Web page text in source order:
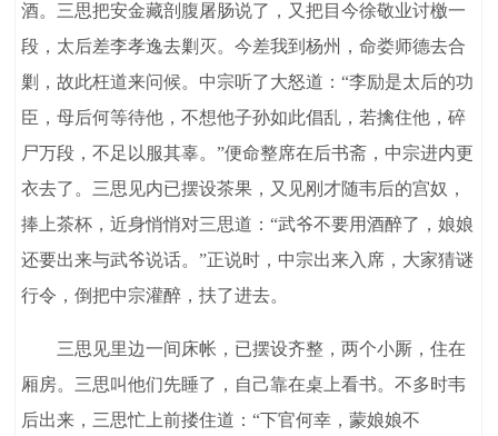
酒。三思把安金藏剖腹屠肠说了，又把目今徐敬业讨檄一
段，太后差李孝逸去剿灭。今差我到杨州，命娄师德去合
剿，故此枉道来问候。中宗听了大怒道：“李励是太后的功
臣，母后何等待他，不想他子孙如此倡乱，若擒住他，碎
尸万段，不足以服其辜。”便命整席在后书斋，中宗进内更
衣去了。三思见内已摆设茶果，又见刚才随韦后的宫奴，
捧上茶杯，近身悄悄对三思道：“武爷不要用酒醉了，娘娘
还要出来与武爷说话。”正说时，中宗出来入席，大家猜谜
行令，倒把中宗灌醉，扶了进去。
三思见里边一间床帐，已摆设齐整，两个小厮，住在
厢房。三思叫他们先睡了，自己靠在桌上看书。不多时韦
后出来，三思忙上前搂住道：“下官何幸，蒙娘娘不